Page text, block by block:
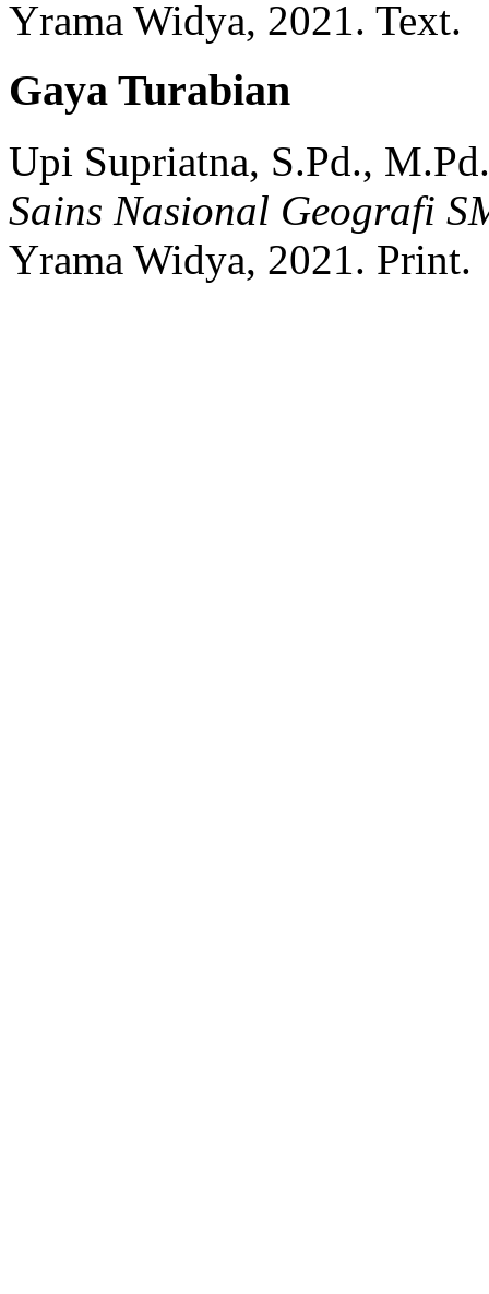
Yrama Widya, 2021. Text.
Gaya Turabian
Upi Supriatna, S.Pd., M.Pd.
Sains Nasional Geografi
Yrama Widya, 2021. Print.